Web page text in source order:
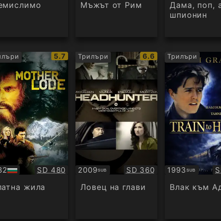
Мъжът от Рим
Дама, поп,
шпионин
IMDb
рейтинг:
5.7
Качество:
SD 480
жила
Трилъри
IMDb
рейтинг:
6.6
2009SUB
Субтитри Качество:
SD 360
Ловец на глави
Трилъри
1993SUB
Субтитри
Влак към